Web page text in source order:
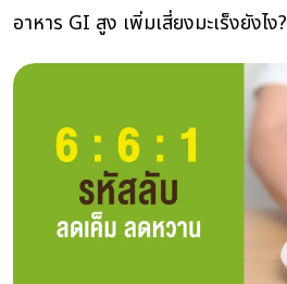
อาหาร GI สูง เพิ่มเสี่ยงมะเร็งยังไง?